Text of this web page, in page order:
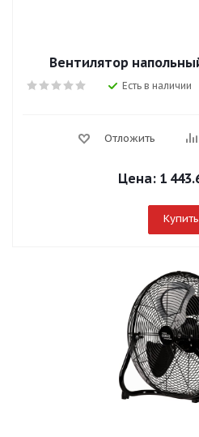
Вентилятор
Есть в наличии
Отложить
Цена: 1
Купить